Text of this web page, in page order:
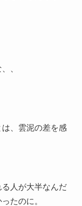
、
、雲泥の差を感
人が大半なんだ
たのに。